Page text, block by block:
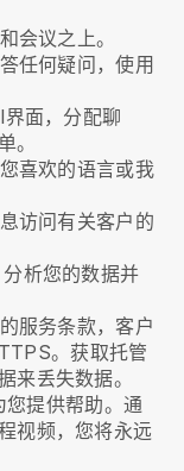
会议之上。
任何疑问，使用
界面，分配聊
。
喜欢的语言或我
访问有关客户的
析您的数据并
服务条款，客户
。获取托管
来丢失数据。
您提供帮助。通
视频，您将永远